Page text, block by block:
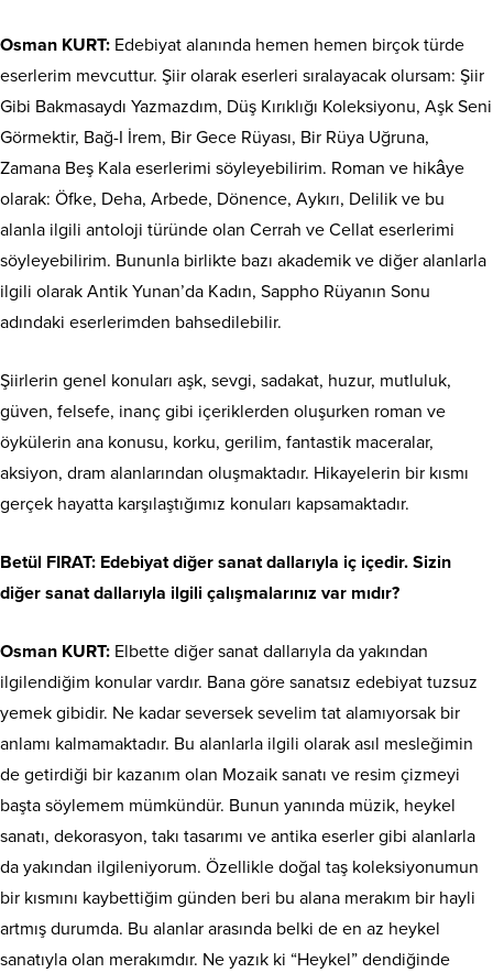
Osman KURT: Edebiyat alanında hemen hemen birçok türde
eserlerim mevcuttur. Şiir olarak eserleri sıralayacak olursam: Şiir
Gibi Bakmasaydı Yazmazdım, Düş Kırıklığı Koleksiyonu, Aşk Seni
Görmektir, Bağ-I İrem, Bir Gece Rüyası, Bir Rüya Uğruna,
Zamana Beş Kala eserlerimi söyleyebilirim. Roman ve hikâye
olarak: Öfke, Deha, Arbede, Dönence, Aykırı, Delilik ve bu
alanla ilgili antoloji türünde olan Cerrah ve Cellat eserlerimi
söyleyebilirim. Bununla birlikte bazı akademik ve diğer alanlarla
ilgili olarak Antik Yunan’da Kadın, Sappho Rüyanın Sonu
adındaki eserlerimden bahsedilebilir.
Şiirlerin genel konuları aşk, sevgi, sadakat, huzur, mutluluk,
güven, felsefe, inanç gibi içeriklerden oluşurken roman ve
öykülerin ana konusu, korku, gerilim, fantastik maceralar,
aksiyon, dram alanlarından oluşmaktadır. Hikayelerin bir kısmı
gerçek hayatta karşılaştığımız konuları kapsamaktadır.
Betül FIRAT: Edebiyat diğer sanat dallarıyla iç içedir. Sizin
diğer sanat dallarıyla ilgili çalışmalarınız var mıdır?
Osman KURT: Elbette diğer sanat dallarıyla da yakından
ilgilendiğim konular vardır. Bana göre sanatsız edebiyat tuzsuz
yemek gibidir. Ne kadar seversek sevelim tat alamıyorsak bir
anlamı kalmamaktadır. Bu alanlarla ilgili olarak asıl mesleğimin
de getirdiği bir kazanım olan Mozaik sanatı ve resim çizmeyi
başta söylemem mümkündür. Bunun yanında müzik, heykel
sanatı, dekorasyon, takı tasarımı ve antika eserler gibi alanlarla
da yakından ilgileniyorum. Özellikle doğal taş koleksiyonumun
bir kısmını kaybettiğim günden beri bu alana merakım bir hayli
artmış durumda. Bu alanlar arasında belki de en az heykel
sanatıyla olan merakımdır. Ne yazık ki “Heykel” dendiğinde